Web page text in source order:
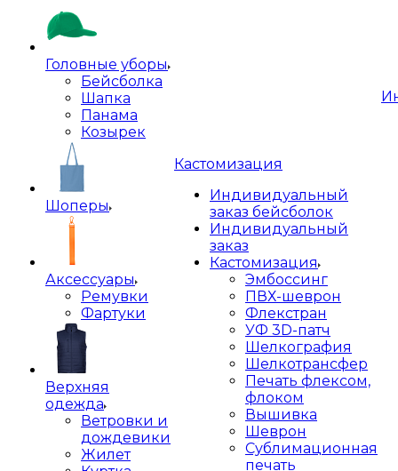
Головные уборы
Бейсболка
Шапка
Панама
Козырек
Шоперы
Аксессуары
Ремувки
Фартуки
Верхняя
одежда
Ветровки и
дождевики
Жилет
Кастомизация
Индивидуальный
заказ бейсболок
Индивидуальный
заказ
Кастомизация
Эмбоссинг
ПВХ-шеврон
Флекстран
УФ 3D-патч
Шелкография
Шелкотрансфер
Печать флексом,
флоком
Вышивка
Шеврон
Сублимационная
печать